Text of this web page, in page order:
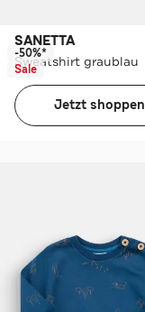
SANETTA
Sweatshirt graublau
-50%*
Sale
Jetzt shoppen